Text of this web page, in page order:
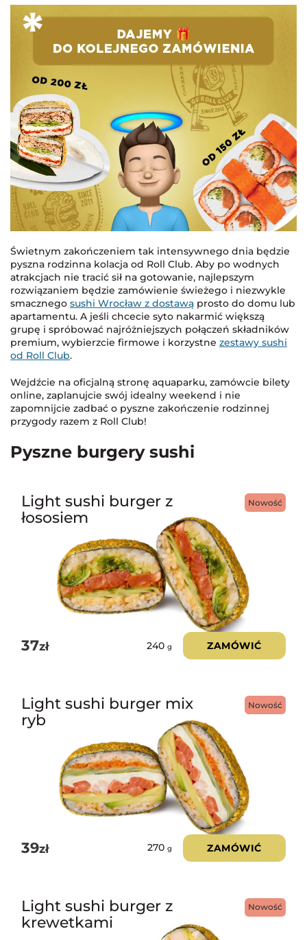
Świetnym zakończeniem tak intensywnego dnia będzie
pyszna rodzinna kolacja od Roll Club. Aby po wodnych
atrakcjach nie tracić sił na gotowanie, najlepszym
rozwiązaniem będzie zamówienie świeżego i niezwykle
smacznego sushi Wrocław z dostawą prosto do domu lub
apartamentu. A jeśli chcecie syto nakarmić większą
grupę i spróbować najróżniejszych połączeń składników
premium, wybierzcie firmowe i korzystne zestawy sushi
od Roll Club.
Wejdźcie na oficjalną stronę aquaparku, zamówcie bilety
online, zaplanujcie swój idealny weekend i nie
zapomnijcie zadbać o pyszne zakończenie rodzinnej
przygody razem z Roll Club!
Pyszne burgery sushi
Nowość
Light sushi burger z
łososiem
37zł 240 g ZAMÓWIĆ
Nowość
Light sushi burger mix
ryb
39zł 270 g ZAMÓWIĆ
Nowość
Light sushi burger z
krewetkami